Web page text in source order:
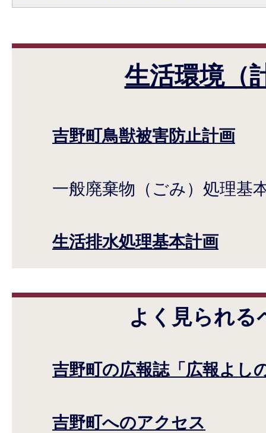
生活環境（
吉野町鳥獣被害防止計画
一般廃棄物（ごみ）処理基
生活排水処理基本計画
よく見られる
吉野町の広報誌「広報よし
吉野町へのアクセス